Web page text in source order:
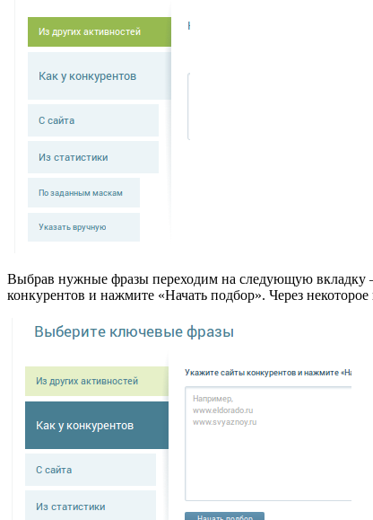
Выбрав нужные фразы переходим на следующую вкладку
конкурентов и нажмите «Начать подбор». Через